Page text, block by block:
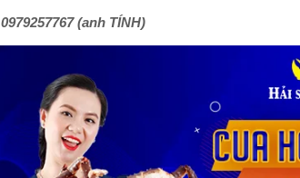
0979257767 (anh TÍNH)